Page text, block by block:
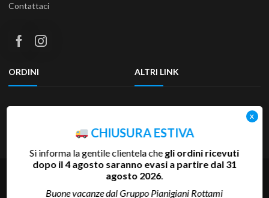
Contattaci
ORDINI
Termini e condizioni
ALTRI LINK
Privacy Policy
Accessibilità
Copyright 2025 Pianigiani Rottami Srl | P.Iva 00655510527 | REA
SI-81793 | Cap.Soc. 600.000 €
CHIUSURA ESTIVA
Si informa la gentile clientela chegli ordini ricevuti
dopo il 4 agosto saranno evasi a partire dal 31
agosto 2026.
Buone vacanze dal Gruppo Pianigiani Rottami